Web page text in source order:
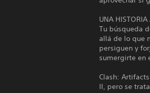
UNA HISTORIA
Tu búsqueda
allá de lo que
persiguen y
sumergirte en
Clash:
II, pero se